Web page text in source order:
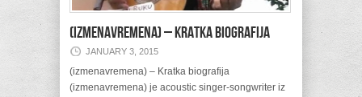
(izmenavremena) – Kratka biografija
JANUARY 3, 2015
(izmenavremena) – Kratka biografija
(izmenavremena) je acoustic singer-songwriter iz